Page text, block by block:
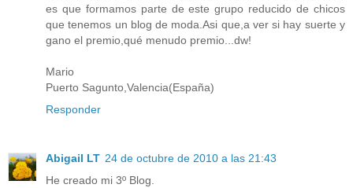
es que formamos parte de este grupo reducido de chicos
que tenemos un blog de moda.Asi que,a ver si hay suerte y
gano el premio,qué menudo premio...dw!
Mario
Puerto Sagunto,Valencia(España)
Responder
Abigail LT 24 de octubre de 2010 a las 21:43
He creado mi 3º Blog.